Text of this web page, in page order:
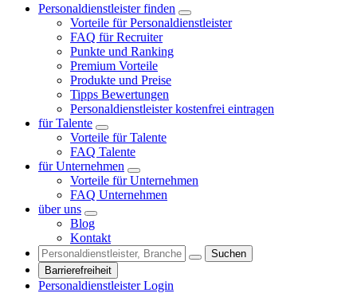
Personaldienstleister finden
Vorteile für Personaldienstleister
FAQ für Recruiter
Punkte und Ranking
Premium Vorteile
Produkte und Preise
Tipps Bewertungen
Personaldienstleister kostenfrei eintragen
für Talente
Vorteile für Talente
FAQ Talente
für Unternehmen
Vorteile für Unternehmen
FAQ Unternehmen
über uns
Blog
Kontakt
Suchen
Barrierefreiheit
Personaldienstleister Login